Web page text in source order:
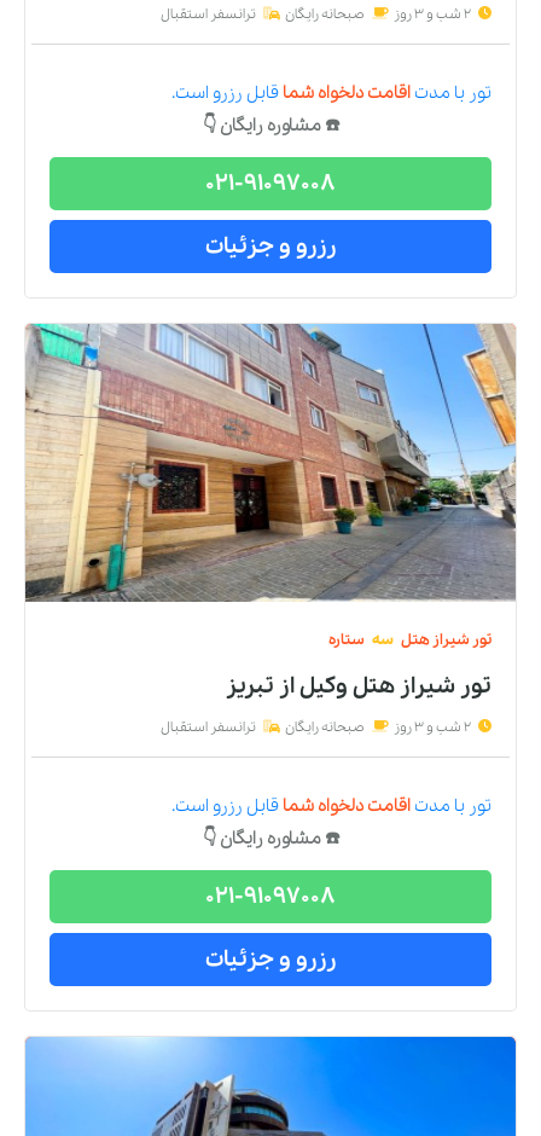
2 شب و 3 روز صبحانه رایگان ترانسفر استقبال
تور با مدتاقامت دلخواه شما قابل رزرو است.
☎️ مشاوره رایگان 👇
021-91097008
رزرو و جزئیات
تور شیراز هتل سه ستاره
تور شیراز هتل وکیلاز تبریز
2 شب و 3 روز صبحانه رایگان ترانسفر استقبال
تور با مدتاقامت دلخواه شما قابل رزرو است.
☎️ مشاوره رایگان 👇
021-91097008
رزرو و جزئیات